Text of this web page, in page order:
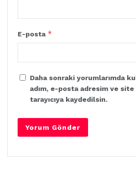
E-posta *
Daha sonraki yorumlarımda
adım, e-posta adresim ve site
tarayıcıya kaydedilsin.